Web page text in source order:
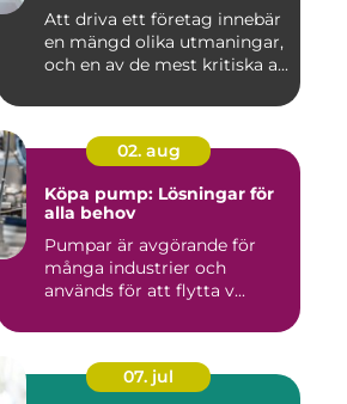
Att driva ett företag innebär
en mängd olika utmaningar,
och en av de mest kritiska a...
02. aug
Köpa pump: Lösningar för
alla behov
Pumpar är avgörande för
många industrier och
används för att flytta v...
07. jul